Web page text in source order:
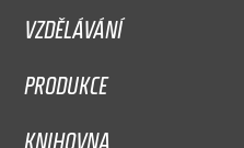
VZDĚLÁVÁNÍ
PRODUKCE
KNIHOVNA